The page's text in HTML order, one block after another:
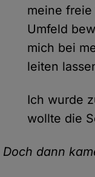
meine freie
Umfeld
mich bei
leiten
Ich wurde
wollte die
Doch dann